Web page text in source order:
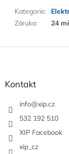
Kategorie:
Záruka: 24
Kontakt
info@xip.cz
532 192 510
XIP Facebook
xip_cz